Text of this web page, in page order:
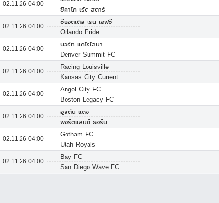
02.11.26 04:00
ชิคาโก เร้ด สตาร์
02.11.26 04:00
ซีแอตเติล เรน เอฟซี
Orlando Pride
02.11.26 04:00
นอร์ท แคโรไลนา
Denver Summit FC
02.11.26 04:00
Racing Louisville
Kansas City Current
02.11.26 04:00
Angel City FC
Boston Legacy FC
02.11.26 04:00
ฮูสตัน แดช
พอร์ตแลนด์ ธอร์น
02.11.26 04:00
Gotham FC
Utah Royals
02.11.26 04:00
Bay FC
San Diego Wave FC